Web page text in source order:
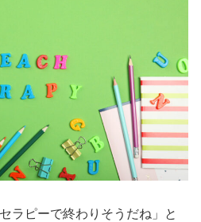
ラピーで終わりそうだね」と